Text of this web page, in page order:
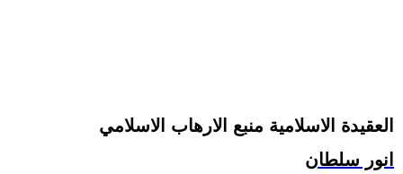
العقيدة الاسلامية منبع الارهاب الاسلامي
انور سلطان